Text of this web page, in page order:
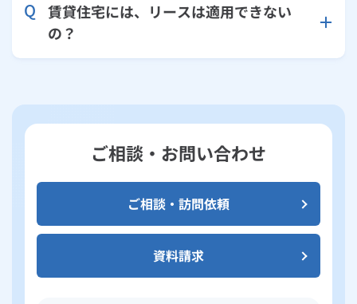
賃貸住宅には、リースは適用できない
の？
ご相談・お問い合わせ
ご相談・訪問依頼
資料請求